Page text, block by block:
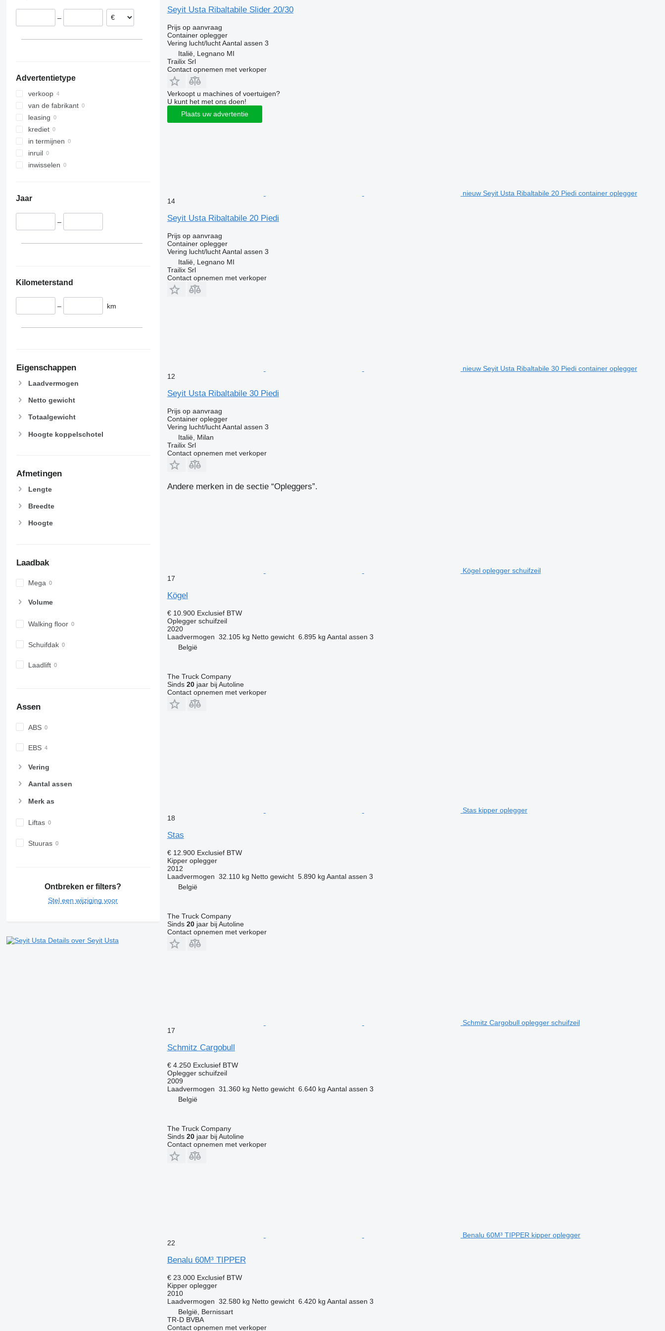
–
Advertentietype
verkoop
van de fabrikant
leasing
krediet
in termijnen
inruil
inwisselen
Jaar
–
Kilometerstand
– km
Eigenschappen
Laadvermogen
Netto gewicht
Totaalgewicht
Hoogte koppelschotel
Afmetingen
Lengte
Breedte
Hoogte
Laadbak
Mega
Volume
Walking floor
Schuifdak
Laadlift
Assen
ABS
EBS
Vering
Aantal assen
Merk as
Liftas
Stuuras
Ontbreken er filters?
Stel een wijziging voor
Details over Seyit Usta
Seyit Usta Ribaltabile Slider 20/30
Prijs op aanvraag
Container oplegger
Vering lucht/lucht Aantal assen 3
Italië, Legnano MI
Trailix Srl
Contact opnemen met verkoper
Verkoopt u machines of voertuigen?
U kunt het met ons doen!
Plaats uw advertentie
nieuw Seyit Usta Ribaltabile 20 Piedi container oplegger
14
Seyit Usta Ribaltabile 20 Piedi
Prijs op aanvraag
Container oplegger
Vering lucht/lucht Aantal assen 3
Italië, Legnano MI
Trailix Srl
Contact opnemen met verkoper
nieuw Seyit Usta Ribaltabile 30 Piedi container oplegger
12
Seyit Usta Ribaltabile 30 Piedi
Prijs op aanvraag
Container oplegger
Vering lucht/lucht Aantal assen 3
Italië, Milan
Trailix Srl
Contact opnemen met verkoper
Andere merken in de sectie “Opleggers”.
Kögel oplegger schuifzeil
17
Kögel
€ 10.900 Exclusief BTW
Oplegger schuifzeil
2020
Laadvermogen 32.105 kg Netto gewicht 6.895 kg Aantal assen 3
België
The Truck Company
Sinds 20jaar bij Autoline
Contact opnemen met verkoper
Stas kipper oplegger
18
Stas
€ 12.900 Exclusief BTW
Kipper oplegger
2012
Laadvermogen 32.110 kg Netto gewicht 5.890 kg Aantal assen 3
België
The Truck Company
Sinds 20jaar bij Autoline
Contact opnemen met verkoper
Schmitz Cargobull oplegger schuifzeil
17
Schmitz Cargobull
€ 4.250 Exclusief BTW
Oplegger schuifzeil
2009
Laadvermogen 31.360 kg Netto gewicht 6.640 kg Aantal assen 3
België
The Truck Company
Sinds 20jaar bij Autoline
Contact opnemen met verkoper
Benalu 60M³ TIPPER kipper oplegger
22
Benalu 60M³ TIPPER
€ 23.000 Exclusief BTW
Kipper oplegger
2010
Laadvermogen 32.580 kg Netto gewicht 6.420 kg Aantal assen 3
België, Bernissart
TR-D BVBA
Contact opnemen met verkoper